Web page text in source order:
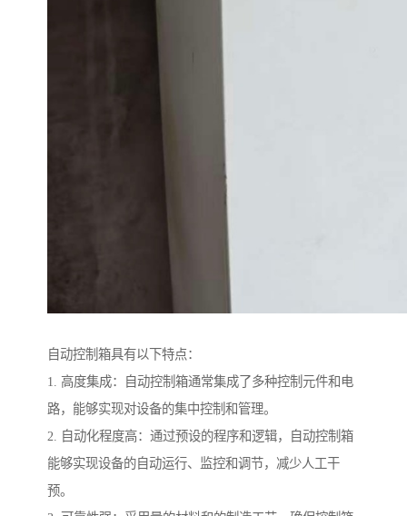
自动控制箱具有以下特点：
1. 高度集成：自动控制箱通常集成了多种控制元件和电
路，能够实现对设备的集中控制和管理。
2. 自动化程度高：通过预设的程序和逻辑，自动控制箱
能够实现设备的自动运行、监控和调节，减少人工干
预。